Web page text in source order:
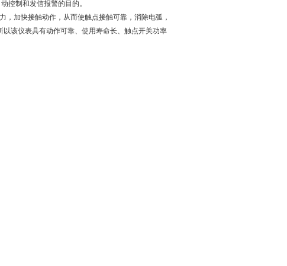
控制和发信报警的目的。
加快接触动作，从而使触点接触可靠，消除电弧，
该仪表具有动作可靠、使用寿命长、触点开关功率